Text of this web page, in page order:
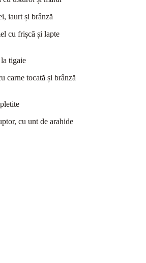
iaurt și brânză
cu frișcă și lapte
tigaie
carne tocată și brânză
cu unt de arahide